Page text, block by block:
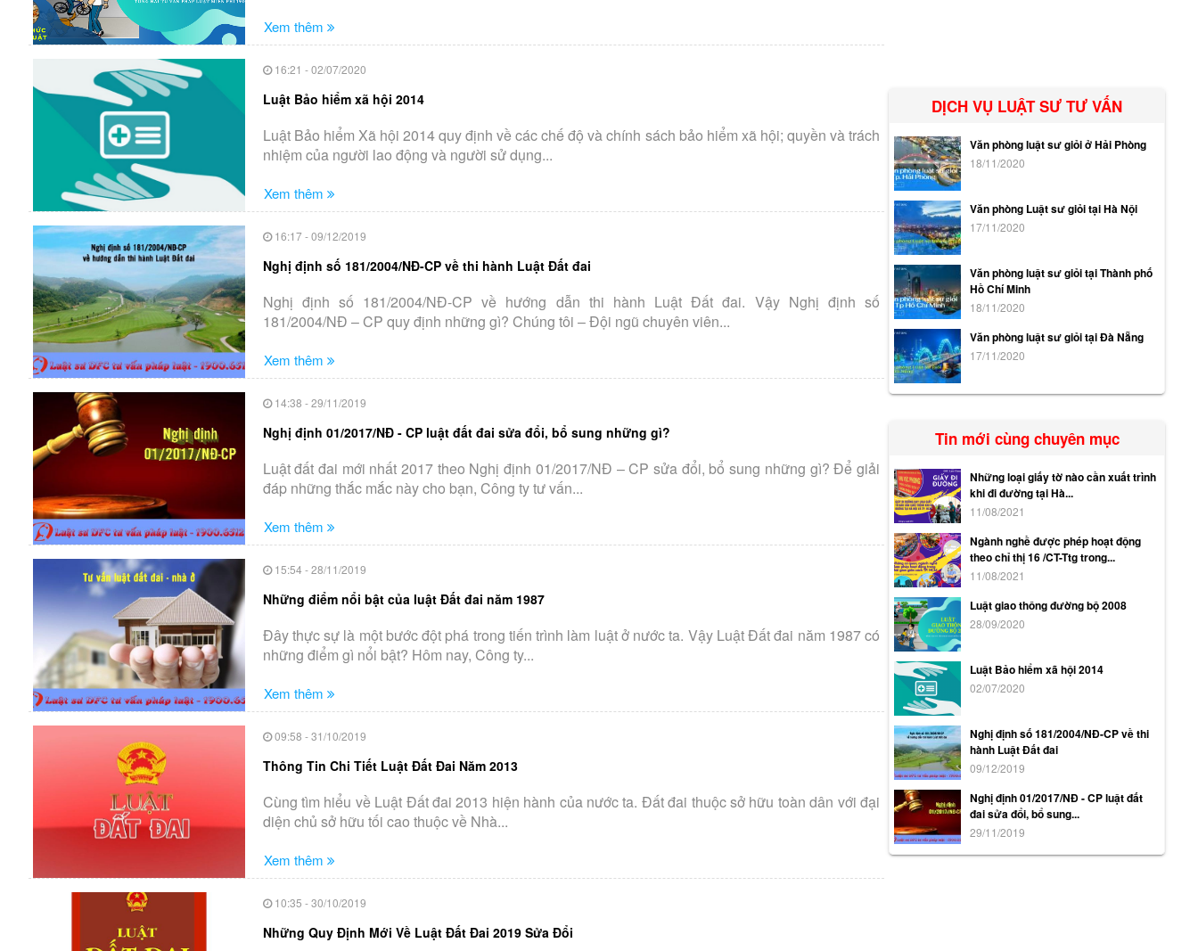
Xem thêm
16:21 - 02/07/2020
Luật Bảo hiểm xã hội 2014
Luật Bảo hiểm Xã hội 2014 quy định về các chế độ và chính sách bảo hiểm xã hội; quyền và trách
nhiệm của người lao động và người sử dụng...
Xem thêm
16:17 - 09/12/2019
Nghị định số 181/2004/NĐ-CP về thi hành Luật Đất đai
Nghị định số 181/2004/NĐ-CP về hướng dẫn thi hành Luật Đất đai. Vậy Nghị định số
181/2004/NĐ – CP quy định những gì? Chúng tôi – Đội ngũ chuyên viên...
Xem thêm
14:38 - 29/11/2019
Nghị định 01/2017/NĐ - CP luật đất đai sửa đổi, bổ sung những gì?
Luật đất đai mới nhất 2017 theo Nghị định 01/2017/NĐ – CP sửa đổi, bổ sung những gì? Để giải
đáp những thắc mắc này cho bạn, Công ty tư vấn...
Xem thêm
15:54 - 28/11/2019
Những điểm nổi bật của luật Đất đai năm 1987
Đây thực sự là một bước đột phá trong tiến trình làm luật ở nước ta. Vậy Luật Đất đai năm 1987 có
những điểm gì nổi bật? Hôm nay, Công ty...
Xem thêm
09:58 - 31/10/2019
Thông Tin Chi Tiết Luật Đất Đai Năm 2013
Cùng tìm hiểu về Luật Đất đai 2013 hiện hành của nước ta. Đất đai thuộc sở hữu toàn dân với đại
diện chủ sở hữu tối cao thuộc về Nhà...
Xem thêm
10:35 - 30/10/2019
Những Quy Định Mới Về Luật Đất Đai 2019 Sửa Đổi
DỊCH VỤ LUẬT SƯ TƯ VẤN
Văn phòng luật sư giỏi ở Hải Phòng
18/11/2020
Văn phòng Luật sư giỏi tại Hà Nội
17/11/2020
Văn phòng luật sư giỏi tại Thành phố
Hồ Chí Minh
18/11/2020
Văn phòng luật sư giỏi tại Đà Nẵng
17/11/2020
Tin mới cùng chuyên mục
Những loại giấy tờ nào cần xuất trình
khi đi đường tại Hà...
11/08/2021
Ngành nghề được phép hoạt động
theo chỉ thị 16 /CT-Ttg trong...
11/08/2021
Luật giao thông đường bộ 2008
28/09/2020
Luật Bảo hiểm xã hội 2014
02/07/2020
Nghị định số 181/2004/NĐ-CP về thi
hành Luật Đất đai
09/12/2019
Nghị định 01/2017/NĐ - CP luật đất
đai sửa đổi, bổ sung...
29/11/2019